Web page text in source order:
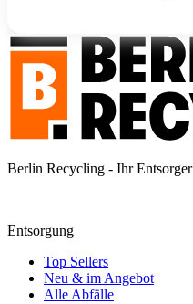
Berlin Recycling - Ihr Entsorger
Entsorgung
Top Sellers
Neu & im Angebot
Alle Abfälle